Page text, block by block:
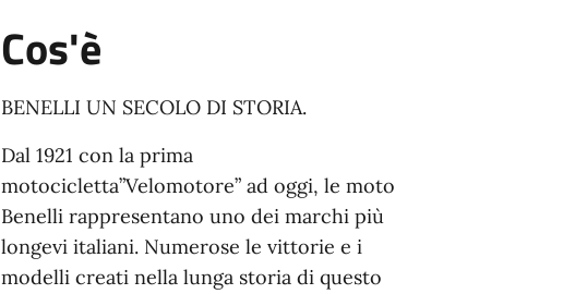
Cos'è
BENELLI UN SECOLO DI STORIA.
Dal 1921 con la prima
motocicletta”Velomotore” ad oggi, le moto
Benelli rappresentano uno dei marchi più
longevi italiani. Numerose le vittorie e i
modelli creati nella lunga storia di questo